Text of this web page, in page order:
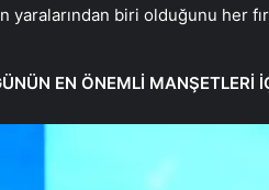
yaralarından biri olduğunu her
EN ÖNEMLİ MANŞETLERİ